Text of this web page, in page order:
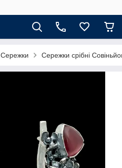
Сережки Сережки срібні